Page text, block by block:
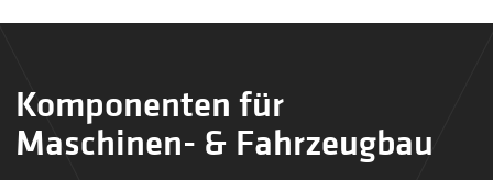
Komponenten für
Maschinen- & Fahrzeugbau